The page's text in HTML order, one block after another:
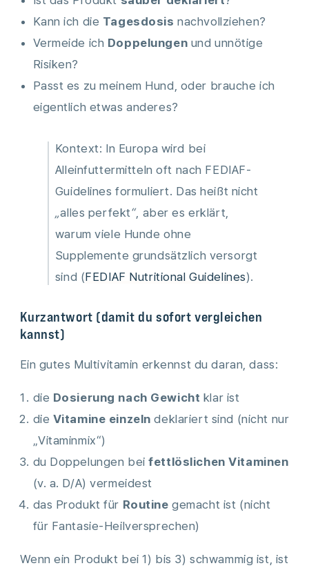
Kann ich die Tagesdosis nachvollziehen?
Vermeide ich Doppelungen und unnötige
Risiken?
Passt es zu meinem Hund, oder brauche ich
eigentlich etwas anderes?
Kontext: In Europa wird bei
Alleinfuttermitteln oft nach FEDIAF-
Guidelines formuliert. Das heißt nicht
„alles perfekt“, aber es erklärt,
warum viele Hunde ohne
Supplemente grundsätzlich versorgt
sind (FEDIAF Nutritional Guidelines).
Kurzantwort (damit du sofort vergleichen
kannst)
Ein gutes Multivitamin erkennst du daran, dass:
die Dosierung nach Gewicht klar ist
die Vitamine einzeln deklariert sind (nicht nur
„Vitaminmix“)
du Doppelungen beifettlöslichen Vitaminen
(v. a. D/A) vermeidest
das Produkt für Routine gemacht ist (nicht
für Fantasie-Heilversprechen)
Wenn ein Produkt bei 1) bis 3) schwammig ist, ist